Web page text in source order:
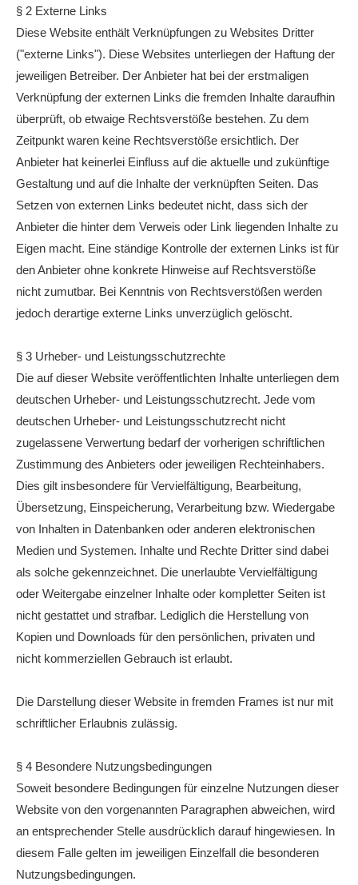
§ 2 Externe Links
Diese Website enthält Verknüpfungen zu Websites Dritter
("externe Links"). Diese Websites unterliegen der Haftung der
jeweiligen Betreiber. Der Anbieter hat bei der erstmaligen
Verknüpfung der externen Links die fremden Inhalte daraufhin
überprüft, ob etwaige Rechtsverstöße bestehen. Zu dem
Zeitpunkt waren keine Rechtsverstöße ersichtlich. Der
Anbieter hat keinerlei Einfluss auf die aktuelle und zukünftige
Gestaltung und auf die Inhalte der verknüpften Seiten. Das
Setzen von externen Links bedeutet nicht, dass sich der
Anbieter die hinter dem Verweis oder Link liegenden Inhalte zu
Eigen macht. Eine ständige Kontrolle der externen Links ist für
den Anbieter ohne konkrete Hinweise auf Rechtsverstöße
nicht zumutbar. Bei Kenntnis von Rechtsverstößen werden
jedoch derartige externe Links unverzüglich gelöscht.
§ 3 Urheber- und Leistungsschutzrechte
Die auf dieser Website veröffentlichten Inhalte unterliegen dem
deutschen Urheber- und Leistungsschutzrecht. Jede vom
deutschen Urheber- und Leistungsschutzrecht nicht
zugelassene Verwertung bedarf der vorherigen schriftlichen
Zustimmung des Anbieters oder jeweiligen Rechteinhabers.
Dies gilt insbesondere für Vervielfältigung, Bearbeitung,
Übersetzung, Einspeicherung, Verarbeitung bzw. Wiedergabe
von Inhalten in Datenbanken oder anderen elektronischen
Medien und Systemen. Inhalte und Rechte Dritter sind dabei
als solche gekennzeichnet. Die unerlaubte Vervielfältigung
oder Weitergabe einzelner Inhalte oder kompletter Seiten ist
nicht gestattet und strafbar. Lediglich die Herstellung von
Kopien und Downloads für den persönlichen, privaten und
nicht kommerziellen Gebrauch ist erlaubt.
Die Darstellung dieser Website in fremden Frames ist nur mit
schriftlicher Erlaubnis zulässig.
§ 4 Besondere Nutzungsbedingungen
Soweit besondere Bedingungen für einzelne Nutzungen dieser
Website von den vorgenannten Paragraphen abweichen, wird
an entsprechender Stelle ausdrücklich darauf hingewiesen. In
diesem Falle gelten im jeweiligen Einzelfall die besonderen
Nutzungsbedingungen.